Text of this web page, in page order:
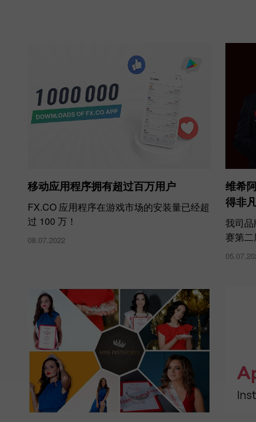
移动应用程序拥有超过百万用户
FX.CO 应用程序在游戏市场的安装量已经超
过 100 万！
08.07.2022
维希
得非
我司
赛第